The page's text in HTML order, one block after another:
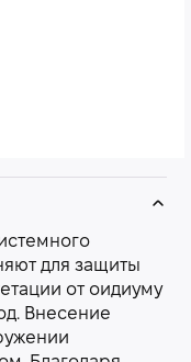
для защиты
от оидиуму
Внесение